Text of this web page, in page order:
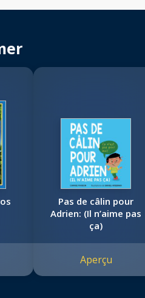
Pas de câlin pour
Adrien: (Il n’aime pas
ça)
Aperçu